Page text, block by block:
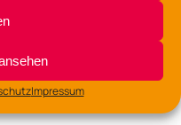
Impressum